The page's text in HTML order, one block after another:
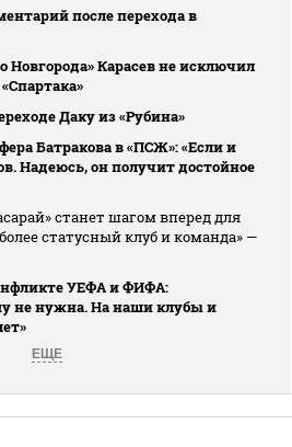
после перехода в
Новгорода» Карасев не исключил
Даку из «Рубина»
Батракова в «ПСЖ»: «Если и
Надеюсь, он получит достойное
станет шагом вперед для
статусный клуб и команда» —
УЕФА и ФИФА:
не нужна. На наши клубы и
ЕЩЕ